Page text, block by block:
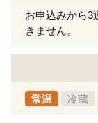
お申込みから
きません。
常温 冷蔵